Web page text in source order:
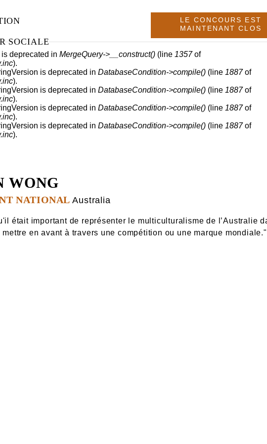
SOCIALE
LE CONCOURS EST
MAINTENANT CLOS
deprecated in MergeQuery->__construct() (line 1357of
).
is deprecated in DatabaseCondition->compile() (line 1887of
).
is deprecated in DatabaseCondition->compile() (line 1887of
).
is deprecated in DatabaseCondition->compile() (line 1887of
).
is deprecated in DatabaseCondition->compile() (line 1887of
).
WONG
NATIONAL Australia
était important de représenter le multiculturalisme de l’Australie
en avant à travers une compétition ou une marque mondiale."